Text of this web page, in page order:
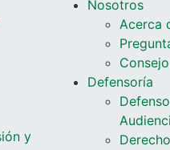
y
Nosotros
Acerca
Defensoría